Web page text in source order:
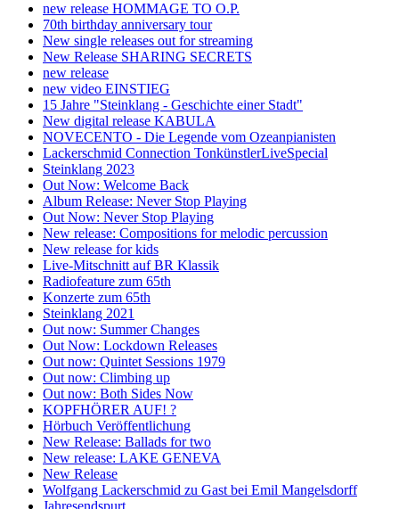
new release HOMMAGE TO O.P.
70th birthday anniversary tour
New single releases out for streaming
New Release SHARING SECRETS
new release
new video EINSTIEG
15 Jahre "Steinklang - Geschichte einer Stadt"
New digital release KABULA
NOVECENTO - Die Legende vom Ozeanpianisten
Lackerschmid Connection TonkünstlerLiveSpecial
Steinklang 2023
Out Now: Welcome Back
Album Release: Never Stop Playing
Out Now: Never Stop Playing
New release: Compositions for melodic percussion
New release for kids
Live-Mitschnitt auf BR Klassik
Radiofeature zum 65th
Konzerte zum 65th
Steinklang 2021
Out now: Summer Changes
Out Now: Lockdown Releases
Out now: Quintet Sessions 1979
Out now: Climbing up
Out now: Both Sides Now
KOPFHÖRER AUF! ?
Hörbuch Veröffentlichung
New Release: Ballads for two
New release: LAKE GENEVA
New Release
Wolfgang Lackerschmid zu Gast bei Emil Mangelsdorff